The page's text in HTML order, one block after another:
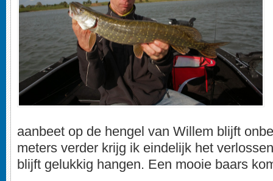
aanbeet op de hengel van Willem blijft
meters verder krijg ik eindelijk het
blijft gelukkig hangen. Een mooie baars